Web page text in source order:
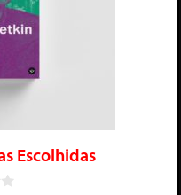
Escolhidas